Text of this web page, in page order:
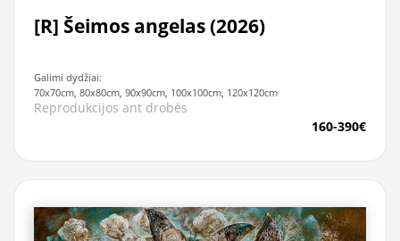
[R] Šeimos angelas (2026)
Galimi dydžiai:
70x70cm, 80x80cm, 90x90cm, 100x100cm, 120x120cm
Reprodukcijos ant drobės
160-390€